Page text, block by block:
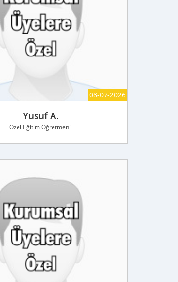
08-07-2026
Yusuf A.
Özel Eğitim Öğretmeni